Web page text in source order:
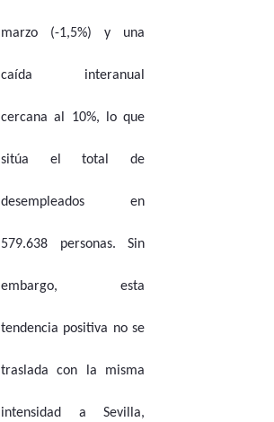
marzo (-1,5%) y una
caída interanual
cercana al 10%, lo que
sitúa el total de
desempleados en
579.638 personas. Sin
embargo, esta
tendencia positiva no se
traslada con la misma
intensidad a Sevilla,